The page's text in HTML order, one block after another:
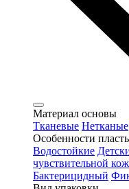
Материал основы
Тканевые Нетканые
Особенности
Водостойкие
чувствительной
Бактерицидный